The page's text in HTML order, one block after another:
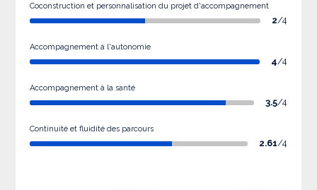
Coconstruction et personnalisation du projet d'accompagnement
2/4
Accompagnement à l'autonomie
4/4
Accompagnement à la santé
3.5/4
Continuité et fluidité des parcours
2.61/4